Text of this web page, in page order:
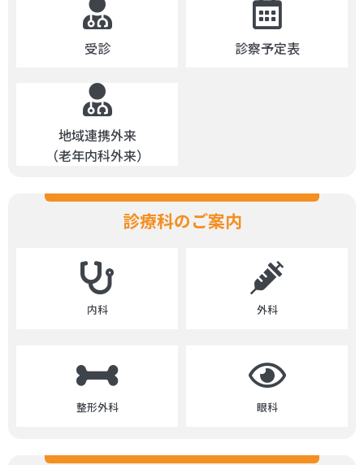
受診 診察予定表
地域連携外来
（老年内科外来）
診療科のご案内
内科 外科
整形外科 眼科